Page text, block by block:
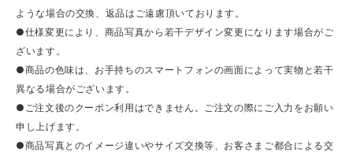
ような場合の交換、返品はご遠慮頂いております。
●仕様変更により、商品写真から若干デザイン変更になります場合がご
ざいます。
●商品の色味は、お手持ちのスマートフォンの画面によって実物と若干
異なる場合がございます。
●ご注文後のクーポン利用はできません。ご注文の際にご入力をお願い
申し上げます。
●商品写真とのイメージ違いやサイズ交換等、お客さまご都合による交